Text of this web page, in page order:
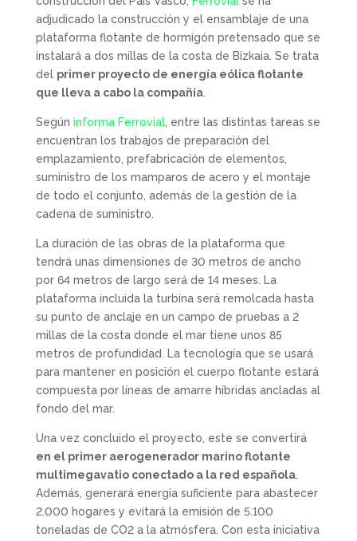
adjudicado la construcción y el ensamblaje de una
plataforma flotante de hormigón pretensado que se
instalará a dos millas de la costa de Bizkaia. Se trata
del primer proyecto de energía eólica flotante
que lleva a cabo la compañía.
Según informa Ferrovial, entre las distintas tareas se
encuentran los trabajos de preparación del
emplazamiento, prefabricación de elementos,
suministro de los mamparos de acero y el montaje
de todo el conjunto, además de la gestión de la
cadena de suministro.
La duración de las obras de la plataforma que
tendrá unas dimensiones de 30 metros de ancho
por 64 metros de largo será de 14 meses. La
plataforma incluida la turbina será remolcada hasta
su punto de anclaje en un campo de pruebas a 2
millas de la costa donde el mar tiene unos 85
metros de profundidad. La tecnología que se usará
para mantener en posición el cuerpo flotante estará
compuesta por líneas de amarre híbridas ancladas al
fondo del mar.
Una vez concluido el proyecto, este se convertirá
en el primer aerogenerador marino flotante
multimegavatio conectado a la red española.
Además, generará energía suficiente para abastecer
2.000 hogares y evitará la emisión de 5.100
toneladas de CO2 a la atmósfera. Con esta iniciativa